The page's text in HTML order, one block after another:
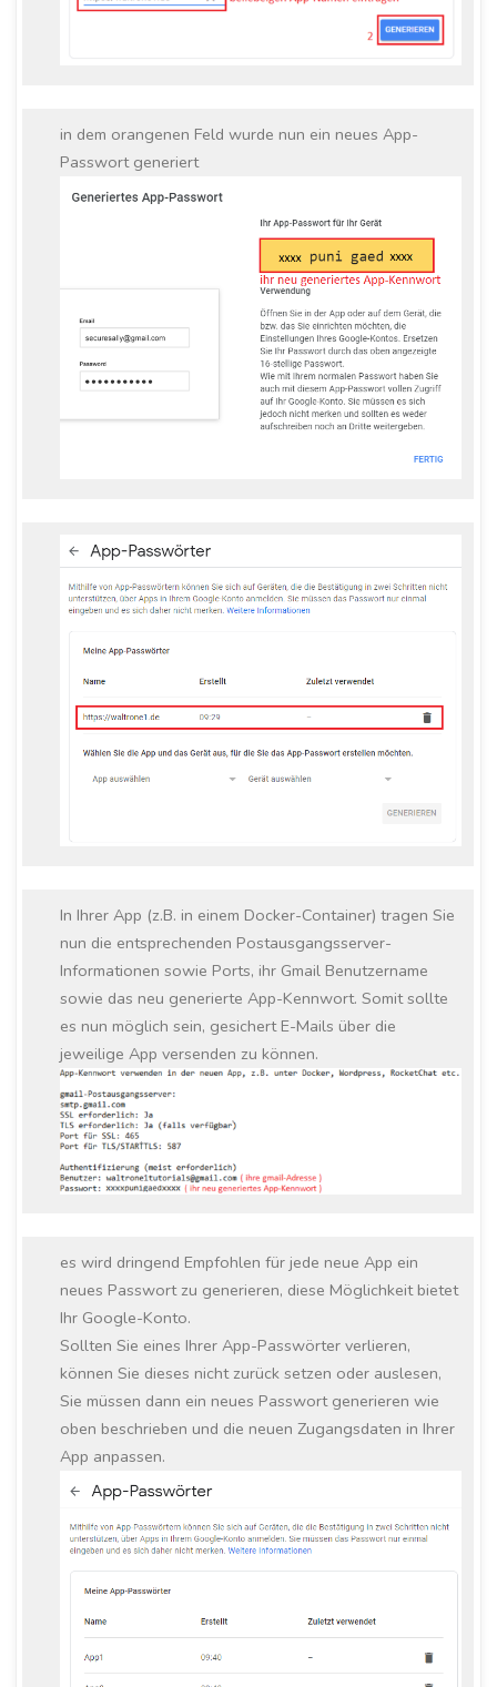
in dem orangenen Feld wurde nun ein neues App-
Passwort generiert
In Ihrer App (z.B. in einem Docker-Container) tragen Sie
nun die entsprechenden Postausgangsserver-
Informationen sowie Ports, ihr Gmail Benutzername
sowie das neu generierte App-Kennwort. Somit sollte
es nun möglich sein, gesichert E-Mails über die
jeweilige App versenden zu können.
es wird dringend Empfohlen für jede neue App ein
neues Passwort zu generieren, diese Möglichkeit bietet
Ihr Google-Konto.
Sollten Sie eines Ihrer App-Passwörter verlieren,
können Sie dieses nicht zurück setzen oder auslesen,
Sie müssen dann ein neues Passwort generieren wie
oben beschrieben und die neuen Zugangsdaten in Ihrer
App anpassen.